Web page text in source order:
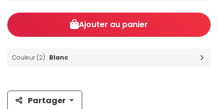
Ajouter au panier
Couleur (2) : Blanc
Partager